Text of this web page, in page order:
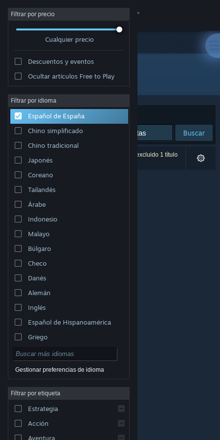
Iniciar sesión
Acerca de
Soporte
Cambiar idioma
Descargar Steam Mobile
Ver versión clásica
© Valve Corporation. Todos los derechos reservados.
respectivos dueños en EE. UU. y otros países.
Acuerdo de Suscriptor a Steam
Cookies
Filtrar por precio
Cualquier precio
Descuentos y eventos
Ocultar artículos Free to Play
Filtrar por idioma
Español de España
Chino simplificado
Chino tradicional
Japonés
Coreano
Tailandés
Árabe
Indonesio
Malayo
Búlgaro
Checo
Danés
Alemán
Inglés
Español de Hispanoamérica
Griego
Gestionar preferencias de idioma
Filtrar por etiqueta
Estrategia
Acción
Aventura
Desarrollador: Dave Del Castillo
Ordenar por Relevancia
Buscar
0 resultados coinciden con la búsqueda. Se ha excluido 1 título
basándose en tus preferencias.